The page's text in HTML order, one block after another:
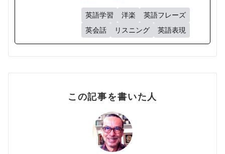
英語学習 洋楽
英語フレーズ
英会話
リスニング 英語表現
この記事を書いた人